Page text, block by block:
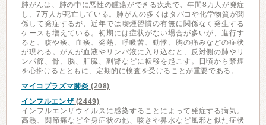
肺がんは、肺の中に悪性の腫瘍ができる疾患で、年間8万人が発症
し、7万人が死亡している。肺がんの多くはタバコや化学物質が関
係して発症するが、近年では喫煙習慣の有無に関係なく発生する
ケースも増えている。初期には症状がない場合が多いが、進行す
ると、咳や痰、血痰、発熱、呼吸苦、動悸、胸の痛みなどの症状
が現れる。がんが血液やリンパ液に入り込むと、反対側の肺やリ
ンパ節、骨、脳、肝臓、副腎などに転移を起こす。日頃から禁煙
を心掛けるとともに、定期的に検査を受けることが重要である。
マイコプラズマ肺炎 (208)
インフルエンザ(2449)
インフルエンザウイルスに感染することによって発症する病気。
高熱、関節痛など全身症状の他、咳きや鼻水など風邪と似た症状